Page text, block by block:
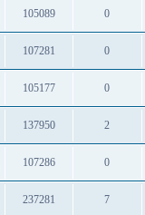
0
ردود
105089
مشاهدات
0
ردود
107281
مشاهدات
0
ردود
105177
مشاهدات
2
ردود
137950
مشاهدات
0
ردود
107286
مشاهدات
7
237281